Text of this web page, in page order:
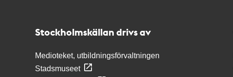
Stockholmskällan drivs av
Medioteket, utbildningsförvaltningen
Stadsmuseet